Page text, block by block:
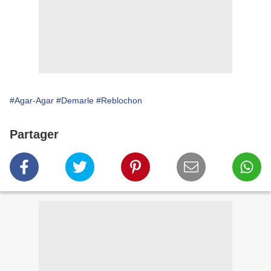
#Agar-Agar #Demarle #Reblochon
Partager